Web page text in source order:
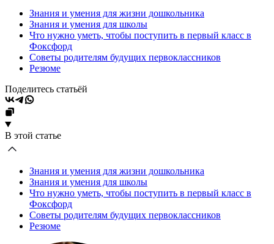
Знания и умения для жизни дошкольника
Знания и умения для школы
Что нужно уметь, чтобы поступить в первый класс в
Фоксфорд
Советы родителям будущих первоклассников
Резюме
Поделитесь статьёй
В этой статье
Знания и умения для жизни дошкольника
Знания и умения для школы
Что нужно уметь, чтобы поступить в первый класс в
Фоксфорд
Советы родителям будущих первоклассников
Резюме